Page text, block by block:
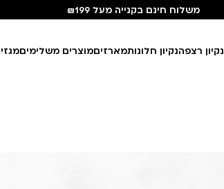
משלוח חינם בקנייה מעל ₪199
נקיון רצפהנקיון חלונותמארזיםמוצרים משלימים